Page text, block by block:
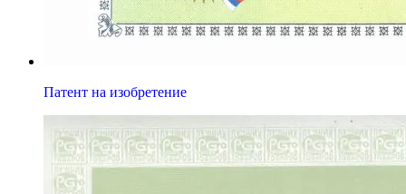
Патент на изобретение